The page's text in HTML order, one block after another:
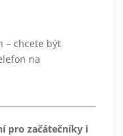
– chcete být
na
pro začátečníky i